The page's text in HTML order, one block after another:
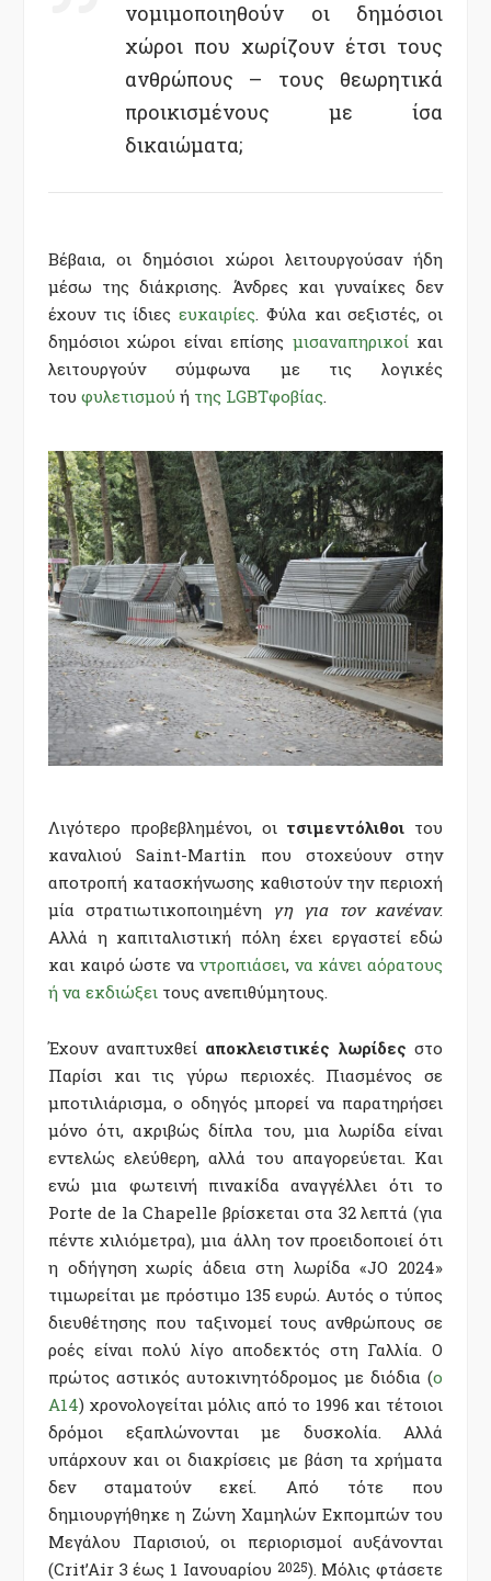
νομιμοποιηθούν οι δημόσιοι
χώροι που χωρίζουν έτσι τους
ανθρώπους – τους θεωρητικά
προικισμένους με ίσα
δικαιώματα;
Βέβαια, οι δημόσιοι χώροι λειτουργούσαν ήδη
μέσω της διάκρισης. Άνδρες και γυναίκες δεν
έχουν τις ίδιεςευκαιρίες Φύλα και σεξιστές, οι
δημόσιοι χώροι είναι επίσης μισαναπηρικοίκαι
λειτουργούν σύμφωνα με τις λογικές
του φυλετισμού ή της LGBTφοβίας
Λιγότερο προβεβλημένοι, οι τσιμεντόλιθοι του
καναλιού Saint-Martin που στοχεύουν στην
αποτροπή κατασκήνωσης καθιστούν την περιοχή
μία στρατιωτικοποιημένη γη για τον κανέναν.
Αλλά η καπιταλιστική πόλη έχει εργαστεί εδώ
και καιρό ώστε ναντροπιάσει, να κάνει αόρατους
ή να εκδιώξει τους ανεπιθύμητους.
Έχουν αναπτυχθεί αποκλειστικές λωρίδες στο
Παρίσι και τις γύρω περιοχές. Πιασμένος σε
μποτιλιάρισμα, ο οδηγός μπορεί να παρατηρήσει
μόνο ότι, ακριβώς δίπλα του, μια λωρίδα είναι
εντελώς ελεύθερη, αλλά του απαγορεύεται. Και
ενώ μια φωτεινή πινακίδα αναγγέλλει ότι το
Porte de la Chapelle βρίσκεται στα 32 λεπτά (για
πέντε χιλιόμετρα), μια άλλη τον προειδοποιεί ότι
η οδήγηση χωρίς άδεια στη λωρίδα «JO 2024»
τιμωρείται με πρόστιμο 135 ευρώ. Αυτός ο τύπος
διευθέτησης που ταξινομεί τους ανθρώπους σε
ροές είναι πολύ λίγο αποδεκτός στη Γαλλία. Ο
πρώτος αστικός αυτοκινητόδρομος με διόδια (ο
Α14) χρονολογείται μόλις από το 1996 και τέτοιοι
δρόμοι εξαπλώνονται με δυσκολία. Αλλά
υπάρχουν και οι διακρίσεις με βάση τα χρήματα
δεν σταματούν εκεί. Από τότε που
δημιουργήθηκε η Ζώνη Χαμηλών Εκπομπών του
Μεγάλου Παρισιού, οι περιορισμοί αυξάνονται
(Crit’Air 3 έως 1 Ιανουαρίου 2025). Μόλις φτάσετε